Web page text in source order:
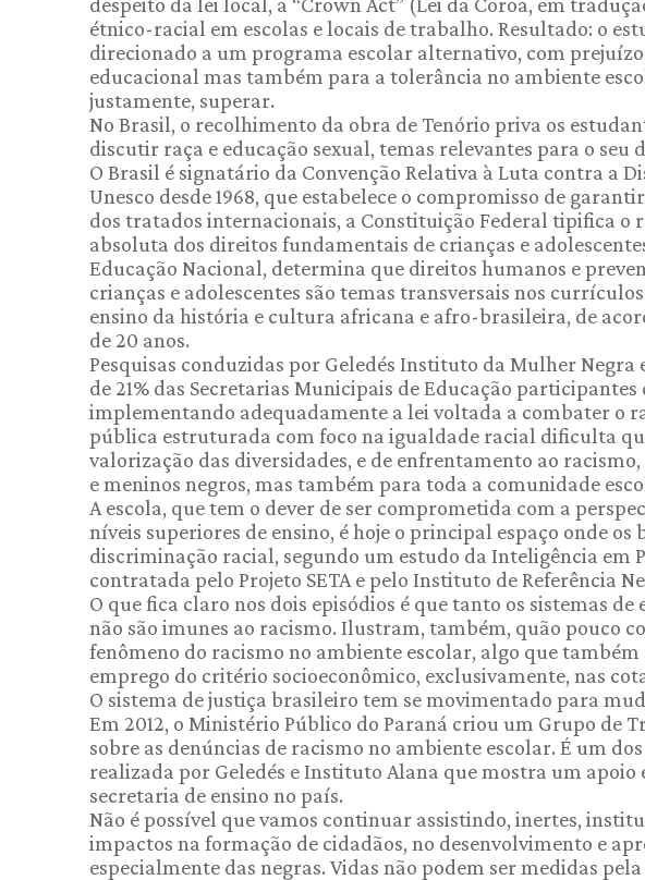
étnico-racial em escolas e locais de trabalho. Resultado: o
direcionado a um programa escolar alternativo, com
educacional mas também para a tolerância no ambiente
justamente, superar.
No Brasil, o recolhimento da obra de Tenório priva os
discutir raça e educação sexual, temas relevantes para o seu
O Brasil é signatário da Convenção Relativa à Luta contra a
Unesco desde 1968, que estabelece o compromisso de
dos tratados internacionais, a Constituição Federal tipifica o
absoluta dos direitos fundamentais de crianças e
Educação Nacional, determina que direitos humanos e
crianças e adolescentes são temas transversais nos
ensino da história e cultura africana e afro-brasileira, de
de 20 anos.
Pesquisas conduzidas por Geledés Instituto da Mulher
de 21% das Secretarias Municipais de Educação participantes
implementando adequadamente a lei voltada a combater o
pública estruturada com foco na igualdade racial dificulta
valorização das diversidades, e de enfrentamento ao
e meninos negros, mas também para toda a comunidade
A escola, que tem o dever de ser comprometida com a
níveis superiores de ensino, é hoje o principal espaço onde
discriminação racial, segundo um estudo da Inteligência em
contratada pelo Projeto SETA e pelo Instituto de Referência
O que fica claro nos dois episódios é que tanto os sistemas de
não são imunes ao racismo. Ilustram, também, quão pouco
fenômeno do racismo no ambiente escolar, algo que
emprego do critério socioeconômico, exclusivamente, nas
O sistema de justiça brasileiro tem se movimentado para
Em 2012, o Ministério Público do Paraná criou um Grupo de
sobre as denúncias de racismo no ambiente escolar. É um
realizada por Geledés e Instituto Alana que mostra um
secretaria de ensino no país.
Não é possível que vamos continuar assistindo, inertes,
impactos na formação de cidadãos, no desenvolvimento e
especialmente das negras. Vidas não podem ser medidas